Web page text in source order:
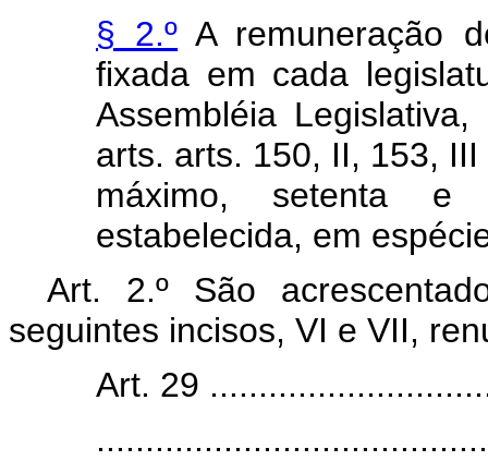
§ 2.º A remuneração
fixada em cada
Assembléia
arts. arts. 150, II, 153,
máximo, setenta
estabelecida, em
Art. 2.º São
seguintes incisos, VI e VII,
Art. 29